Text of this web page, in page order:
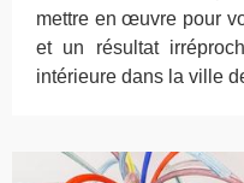
mettre en œuvre pour
et un résultat
intérieure dans la ville